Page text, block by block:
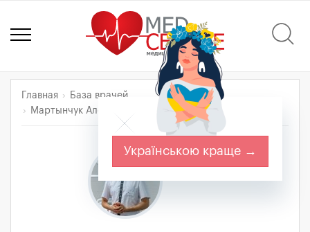
Главная
База врачей
Мартынчук Александр Олегович
Отзывы
Українською краще →